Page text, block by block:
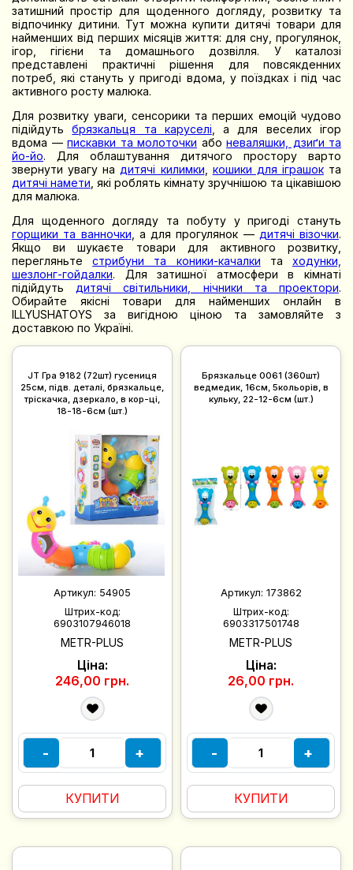
затишний простір для щоденного догляду, розвитку та
відпочинку дитини. Тут можна купити дитячі товари для
найменших від перших місяців життя: для сну, прогулянок,
ігор, гігієни та домашнього дозвілля. У каталозі
представлені практичні рішення для повсякденних
потреб, які стануть у пригоді вдома, у поїздках і під час
активного росту малюка.
Для розвитку уваги, сенсорики та перших емоцій чудово
підійдутьбрязкальця та каруселі , а для веселих ігор
вдома — пискавки та молоточки або неваляшки, дзиґи та
йо-йо. Для облаштування дитячого простору варто
звернути увагу на дитячі килимки кошики для іграшокта
дитячі намети , які роблять кімнату зручнішою та цікавішою
для малюка.
Для щоденного догляду та побуту у пригоді стануть
горщики та ванночки , а для прогулянок — дитячі візочки.
Якщо ви шукаєте товари для активного розвитку,
перегляньтестрибуни та коники-качалки таходунки,
шезлонг-гойдалки. Для затишної атмосфери в кімнаті
підійдуть дитячі світильники, нічники та проектори.
Обирайте якісні товари для найменших онлайн в
ILLYUSHATOYS за вигідною ціною та замовляйте з
доставкою по Україні.
JT Гра 9182 (72шт) гусениця
25см, підв. деталі, брязкальце,
тріскачка, дзеркало, в кор-ці,
18-18-6см (шт.)
Артикул: 54905
Штрих-код:
6903107946018
METR-PLUS
Ціна:
246,00 грн.
- +
КУПИТИ
Брязкальце 0061 (360шт)
ведмедик, 16см, 5кольорів, в
кульку, 22-12-6см (шт.)
Артикул: 173862
Штрих-код:
6903317501748
METR-PLUS
Ціна:
26,00 грн.
- +
КУПИТИ